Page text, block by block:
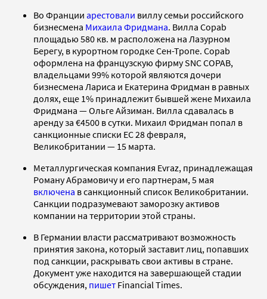
Во Франции арестовали виллу семьи российского
бизнесмена Михаила Фридмана. Вилла Copab
площадью 580 кв. м расположена на Лазурном
Берегу, в курортном городке Сен-Тропе. Copab
оформлена на французскую фирму SNC COPAB,
владельцами 99% которой являются дочери
бизнесмена Лариса и Екатерина Фридман в равных
долях, еще 1% принадлежит бывшей жене Михаила
Фридмана — Ольге Айзиман. Вилла сдавалась в
аренду за €4500 в сутки. Михаил Фридман попал в
санкционные списки ЕС 28 февраля,
Великобритании — 15 марта.
Металлургическая компания Evraz, принадлежащая
Роману Абрамовичу и его партнерам, 5 мая
включена в санкционный список Великобритании.
Санкции подразумевают заморозку активов
компании на территории этой страны.
В Германии власти рассматривают возможность
принятия закона, который заставит лиц, попавших
под санкции, раскрывать свои активы в стране.
Документ уже находится на завершающей стадии
обсуждения, пишет Financial Times.